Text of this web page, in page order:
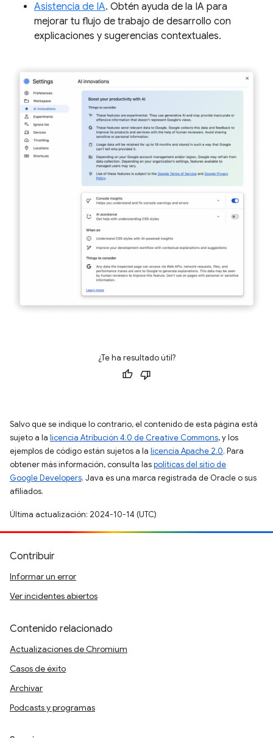
Asistencia de IA. Obtén ayuda de la IA para
mejorar tu flujo de trabajo de desarrollo con
explicaciones y sugerencias contextuales.
¿Te ha resultado útil?
Salvo que se indique lo contrario, el contenido de esta página está
sujeto a la licencia Atribución 4.0 de Creative Commons, y los
ejemplos de código están sujetos a la licencia Apache 2.0. Para
obtener más información, consulta laspolíticas del sitio de
Google Developers. Java es una marca registrada de Oracle o sus
afiliados.
Última actualización: 2024-10-14 (UTC)
Contribuir
Informar un error
Ver incidentes abiertos
Contenido relacionado
Actualizaciones de Chromium
Casos de éxito
Archivar
Podcasts y programas